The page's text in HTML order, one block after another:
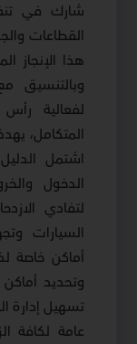
القطاعات
هذا الإنجاز
وبالتنسيق
المتكامل،
اشتمل
الدخول
لتفادي
السيارات
أماكن خاصة
وتحديد
تسهيل إدارة
عامة لكافة